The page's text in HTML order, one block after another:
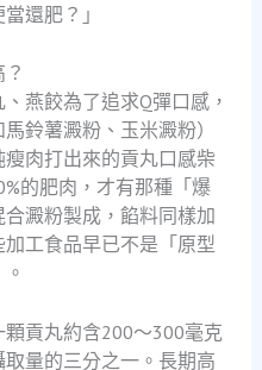
還肥？」
燕餃為了追求Q彈口感，
鈴薯澱粉、玉米澱粉）
肉打出來的貢丸口感柴
的肥肉，才有那種「爆
澱粉製成，餡料同樣加
工食品早已不是「原型
貢丸約含200～300毫克
量的三分之一。長期高